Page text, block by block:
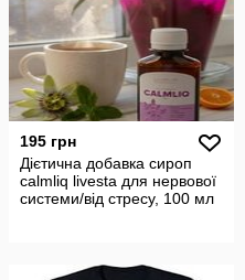
195 грн
Дієтична добавка сироп
calmliq livesta для нервової
системи/від стресу, 100 мл